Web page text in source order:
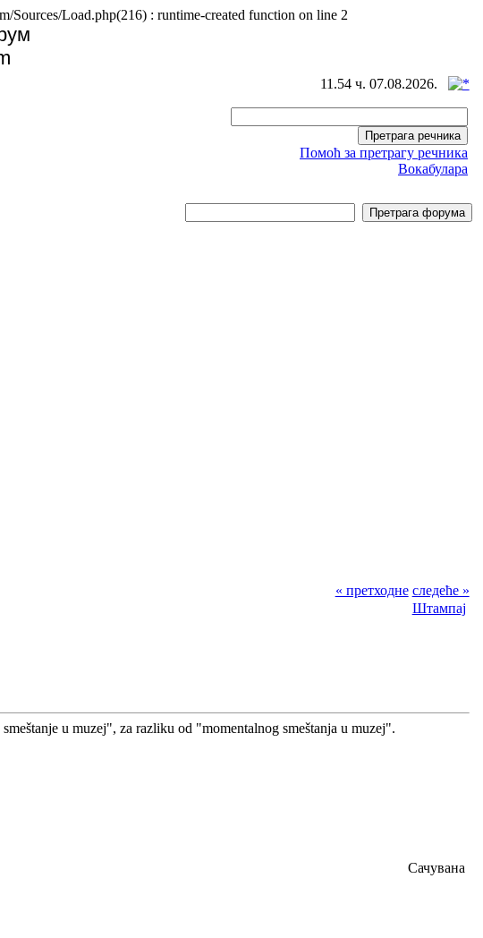
Sources/Load.php(216) : runtime-created function on line 2
11.54 ч. 07.08.2026.
Помоћ за претрагу речника
Вокабулара
« претходне следеће »
Штампај
u muzej", za razliku od "momentalnog smeštanja u muzej".
Сачувана